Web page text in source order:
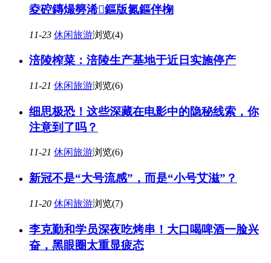
夌硿鏄熶簩浠鏂版氮鏂伴椈
11-23 休闲旅游浏览(4)
涪陵榨菜：涪陵生产基地于近日实施停产
11-21 休闲旅游浏览(6)
细思极恐！这些深藏在电影中的隐秘线索，你
注意到了吗？
11-21 休闲旅游浏览(6)
新冠不是“大号流感”，而是“小号艾滋”？
11-20 休闲旅游浏览(7)
李克勤和学员深夜吃烤串！大口喝啤酒一脸兴
奋，黑眼圈太重显疲态